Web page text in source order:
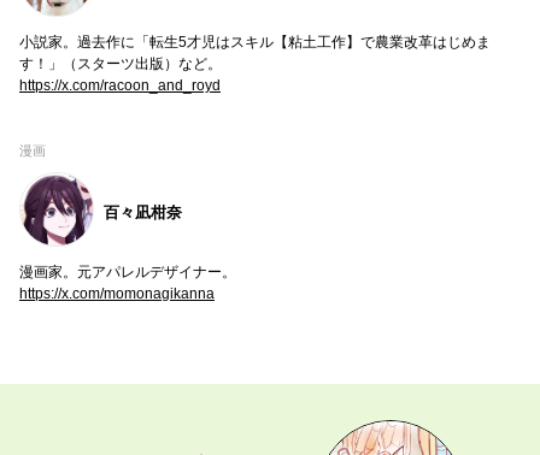
小説家。過去作に「転生5才児はスキル【粘土工作】で農業改革はじめま
す！」（スターツ出版）など。
https://x.com/racoon_and_royd
漫画
百々凪柑奈
漫画家。元アパレルデザイナー。
https://x.com/momonagikanna